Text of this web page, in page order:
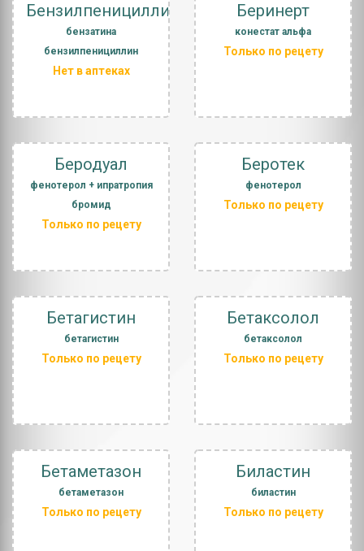
Бензилпенициллин
бензатина
бензилпенициллин
Нет в аптеках
Беринерт
конестат альфа
Только по рецету
Беродуал
фенотерол + ипратропия
бромид
Только по рецету
Беротек
фенотерол
Только по рецету
Бетагистин
бетагистин
Только по рецету
Бетаксолол
бетаксолол
Только по рецету
Бетаметазон
бетаметазон
Только по рецету
Биластин
биластин
Только по рецету